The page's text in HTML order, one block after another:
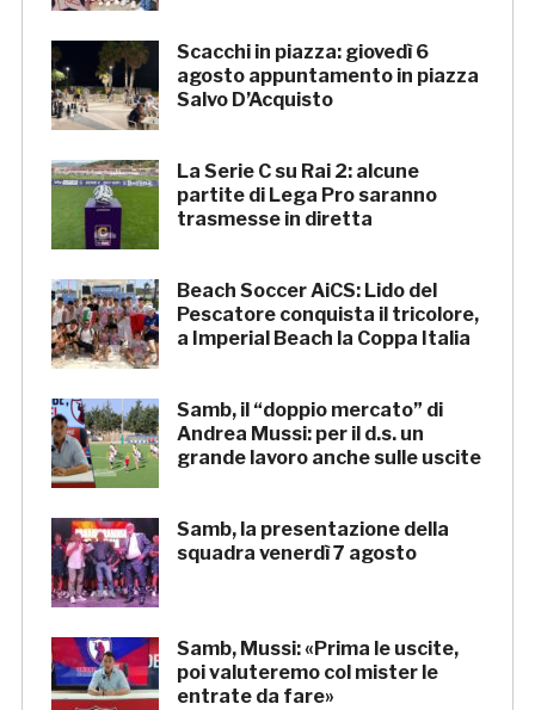
Scacchi in piazza: giovedì 6
agosto appuntamento in piazza
Salvo D’Acquisto
La Serie C su Rai 2: alcune
partite di Lega Pro saranno
trasmesse in diretta
Beach Soccer AiCS: Lido del
Pescatore conquista il tricolore,
a Imperial Beach la Coppa Italia
Samb, il “doppio mercato” di
Andrea Mussi: per il d.s. un
grande lavoro anche sulle uscite
Samb, la presentazione della
squadra venerdì 7 agosto
Samb, Mussi: «Prima le uscite,
poi valuteremo col mister le
entrate da fare»